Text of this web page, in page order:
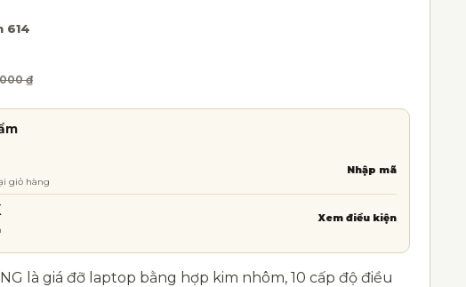
614
₫ ₫.
125.000 ₫.
giỏ hàng
Nhập mã
Xem điều kiện
là giá đỡ laptop bằng hợp kim nhôm, 10 cấp độ điều